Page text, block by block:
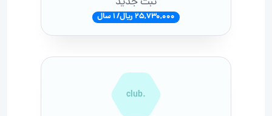
25,730,000 ریال/ 1 سال
.club